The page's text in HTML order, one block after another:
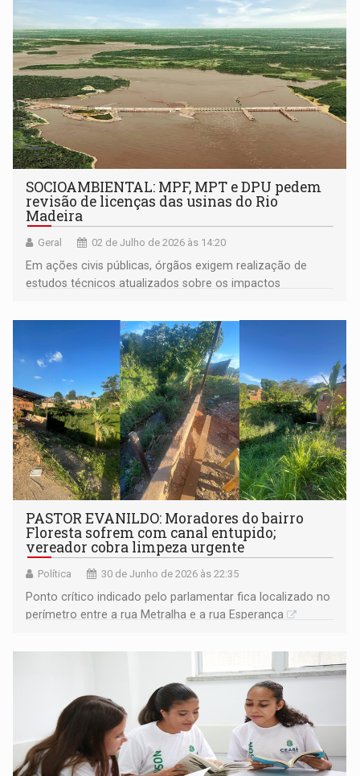
SOCIOAMBIENTAL: MPF, MPT e DPU pedem
revisão de licenças das usinas do Rio
Madeira
Geral 02 de Julho de 2026 às 14:20
Em ações civis públicas, órgãos exigem realização de
estudos técnicos atualizados sobre os impactos
operação das hidrelétricas e criação imediata do Comitê
da Bacia Hidrográfica
PASTOR EVANILDO: Moradores do bairro
Floresta sofrem com canal entupido;
vereador cobra limpeza urgente
Política 30 de Junho de 2026 às 22:35
Ponto crítico indicado pelo parlamentar fica localizado no
perímetro entre a rua Metralha e a rua Esperança